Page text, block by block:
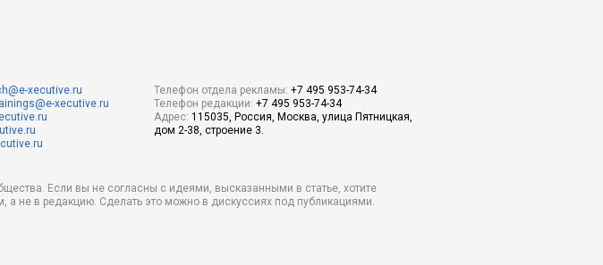
xecutive.ru
xecutive.ru
Телефон отдела рекламы: +7 495 953-74-34
Телефон редакции: +7 495 953-74-34
Адрес: 115035, Россия, Москва, улица Пятницкая,
дом 2-38, строение 3.
Если вы не согласны с идеями, высказанными в статье, хотите
а не в редакцию. Сделать это можно в дискуссиях под публикациями.